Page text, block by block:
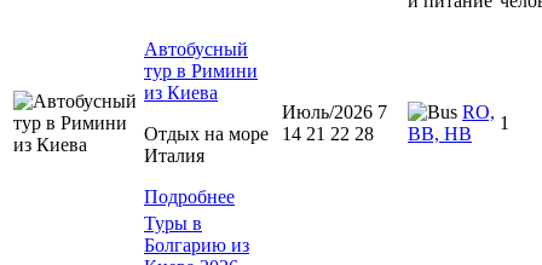
Автобусный
тур в Римини
из Киева
Отдых на море
Италия
Подробнее
Июль/2026 7
14 21 22 28
RO,
BB, HB
1
Туры в
Болгарию из